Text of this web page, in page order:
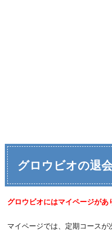
グロウビオの退
グロウビオにはマイページがあ
マイページでは、定期コース